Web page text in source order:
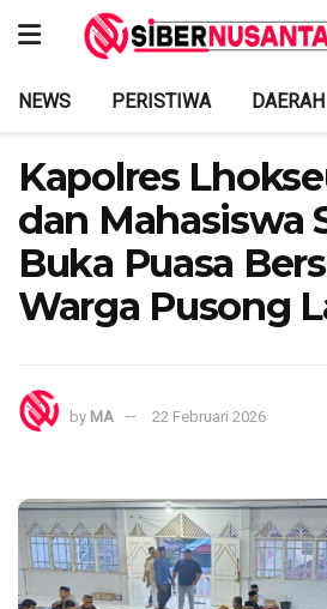
NEWS PERISTIWA DAERAH
Kapolres
dan Mahasiswa
Buka Puasa
Warga Pusong
by MA 22 Februari 2026